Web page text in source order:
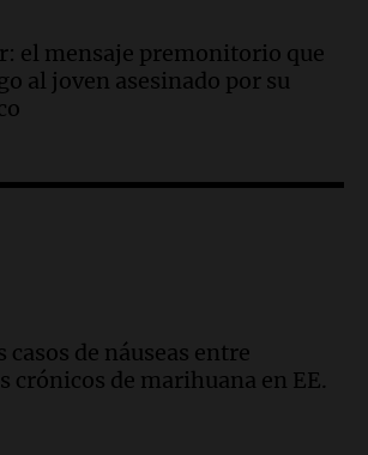
condicional al ir al
Atlanta
de movilidad sustentable
invernales
el mensaje premonitorio que
al joven asesinado por su
de náuseas entre
crónicos de marihuana en EE.